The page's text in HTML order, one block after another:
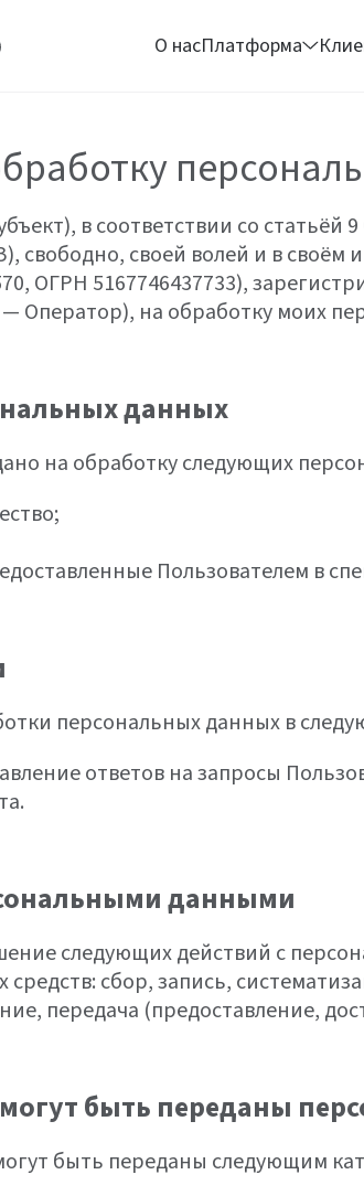
О насПлатформа
в соответствии со
свободно, своей волей и в
ОГРН 5167746437733),
— Оператор), на обработку моих
данных
на обработку следующих
Пользователем в
персональных данных в
ответов на запросы
данными
следующих действий с
средств: сбор, запись,
передача (предоставление,
быть переданы
быть переданы следующим